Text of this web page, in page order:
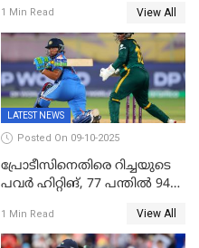
ജപ്പാന്റെ ആദ്യ ജയം
1 Min Read View All
LATEST NEWS
Posted On 09-10-2025
പ്രോടീസിനെതിരെ റിച്ചയുടെ
പവർ ഹിറ്റിങ്, 77 പന്തില്‍ 94
ലക്ഷ്യമൊരുക്കി ഇന്ത്യ; 28
വര്‍ഷം പഴക്കമുള്ള ലോക
1 Min Read View All